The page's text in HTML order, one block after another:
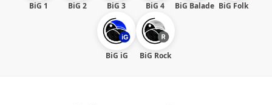
BiG 1 BiG 2 BiG 3 BiG 4 BiG Balade BiG Folk
BiG iG BiG Rock